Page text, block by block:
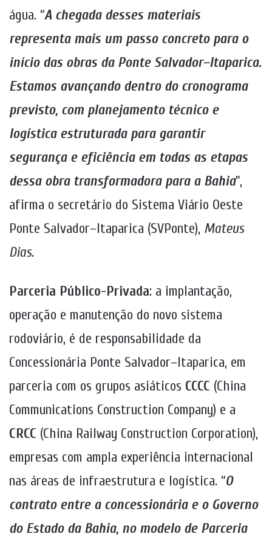
água. “A chegada desses materiais
representa mais um passo concreto para o
início das obras da Ponte Salvador–Itaparica.
Estamos avançando dentro do cronograma
previsto, com planejamento técnico e
logística estruturada para garantir
segurança e eficiência em todas as etapas
dessa obra transformadora para a Bahia”,
afirma o secretário do Sistema Viário Oeste
Ponte Salvador–Itaparica (SVPonte), Mateus
Dias.
Parceria Público-Privada: a implantação,
operação e manutenção do novo sistema
rodoviário, é de responsabilidade da
Concessionária Ponte Salvador–Itaparica, em
parceria com os grupos asiáticos CCCC (China
Communications Construction Company) e a
CRCC (China Railway Construction Corporation),
empresas com ampla experiência internacional
nas áreas de infraestrutura e logística. “O
contrato entre a concessionária e o Governo
do Estado da Bahia, no modelo de Parceria